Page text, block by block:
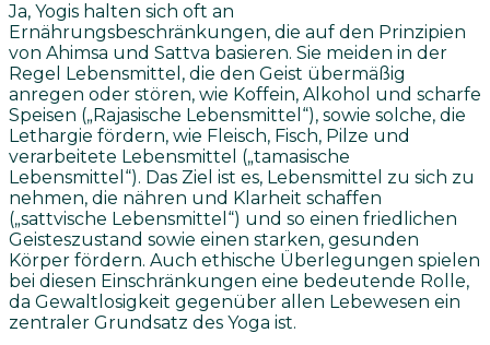
Ja, Yogis halten sich oft an
Ernährungsbeschränkungen, die auf den Prinzipien
von Ahimsa und Sattva basieren. Sie meiden in der
Regel Lebensmittel, die den Geist übermäßig
anregen oder stören, wie Koffein, Alkohol und scharfe
Speisen („Rajasische Lebensmittel“), sowie solche, die
Lethargie fördern, wie Fleisch, Fisch, Pilze und
verarbeitete Lebensmittel („tamasische
Lebensmittel“). Das Ziel ist es, Lebensmittel zu sich zu
nehmen, die nähren und Klarheit schaffen
(„sattvische Lebensmittel“) und so einen friedlichen
Geisteszustand sowie einen starken, gesunden
Körper fördern. Auch ethische Überlegungen spielen
bei diesen Einschränkungen eine bedeutende Rolle,
da Gewaltlosigkeit gegenüber allen Lebewesen ein
zentraler Grundsatz des Yoga ist.